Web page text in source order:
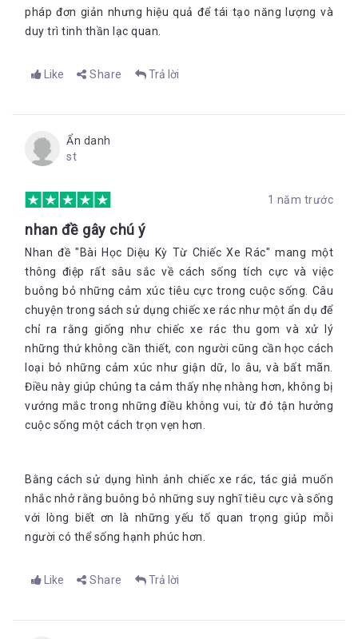
pháp đơn giản nhưng hiệu quả để tái tạo năng lượng và
duy trì tinh thần lạc quan.
Like Share Trả lời
Ẩn danh
st
1 năm trước
nhan đề gây chú ý
Nhan đề "Bài Học Diệu Kỳ Từ Chiếc Xe Rác" mang một
thông điệp rất sâu sắc về cách sống tích cực và việc
buông bỏ những cảm xúc tiêu cực trong cuộc sống. Câu
chuyện trong sách sử dụng chiếc xe rác như một ẩn dụ để
chỉ ra rằng giống như chiếc xe rác thu gom và xử lý
những thứ không cần thiết, con người cũng cần học cách
loại bỏ những cảm xúc như giận dữ, lo âu, và bất mãn.
Điều này giúp chúng ta cảm thấy nhẹ nhàng hơn, không bị
vướng mắc trong những điều không vui, từ đó tận hưởng
cuộc sống một cách trọn vẹn hơn.
Bằng cách sử dụng hình ảnh chiếc xe rác, tác giả muốn
nhắc nhở rằng buông bỏ những suy nghĩ tiêu cực và sống
với lòng biết ơn là những yếu tố quan trọng giúp mỗi
người có thể sống hạnh phúc hơn
Like Share Trả lời